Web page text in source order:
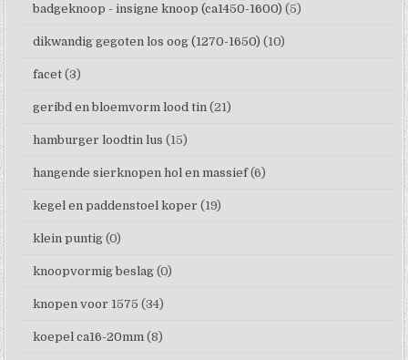
badgeknoop - insigne knoop (ca1450-1600) (5)
dikwandig gegoten los oog (1270-1650) (10)
facet (3)
geribd en bloemvorm lood tin (21)
hamburger loodtin lus (15)
hangende sierknopen hol en massief (6)
kegel en paddenstoel koper (19)
klein puntig (0)
knoopvormig beslag (0)
knopen voor 1575 (34)
koepel ca16-20mm (8)